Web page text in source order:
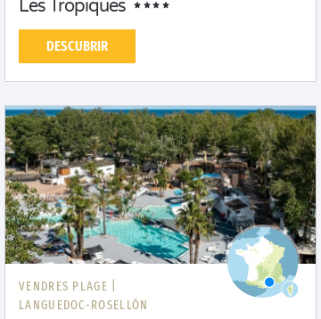
Les Tropiques
DESCUBRIR
VENDRES PLAGE |
LANGUEDOC-ROSELLÓN